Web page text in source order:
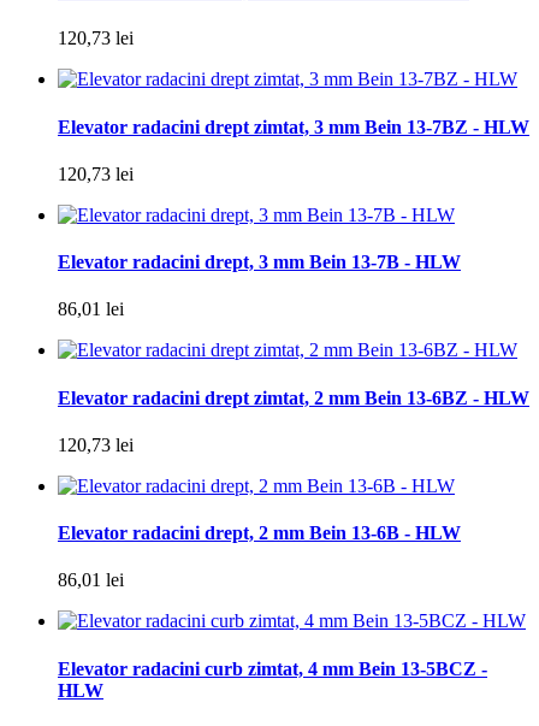
120,73 lei
Elevator radacini drept zimtat, 3 mm Bein 13-7BZ - HLW
120,73 lei
Elevator radacini drept, 3 mm Bein 13-7B - HLW
86,01 lei
Elevator radacini drept zimtat, 2 mm Bein 13-6BZ - HLW
120,73 lei
Elevator radacini drept, 2 mm Bein 13-6B - HLW
86,01 lei
Elevator radacini curb zimtat, 4 mm Bein 13-5BCZ -
HLW